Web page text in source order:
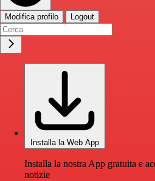
Modifica profilo Logout
Installa la Web App
Installa la nostra App gratuita e
notizie